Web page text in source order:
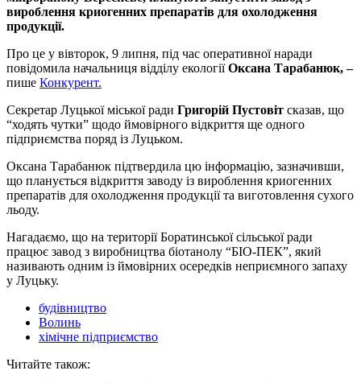
вироблення криогенних препаратів для охолодження
продукції.
Про це у вівторок, 9 липня, під час оперативної наради
повідомила начальниця відділу екологіїОксана Тарабанюк, –
пише Конкурент.
Секретар Луцької міської ради Григорій Пустовіт сказав, що
“ходять чутки” щодо ймовірного відкриття ще одного
підприємства поряд із Луцьком.
Оксана Тарабанюк підтвердила цю інформацію, зазначивши,
що планується відкриття заводу із вироблення криогенних
препаратів для охолодження продукції та виготовлення сухого
льоду.
Нагадаємо, що на території Боратинської сільської ради
працює завод з виробництва біотанолу “БІО-ПЕК”, який
називають одним із ймовірних осередків неприємного запаху
у Луцьку.
будівництво
Волинь
хімічне підприємство
Читайте також: